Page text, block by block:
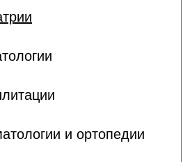
и ортопедии